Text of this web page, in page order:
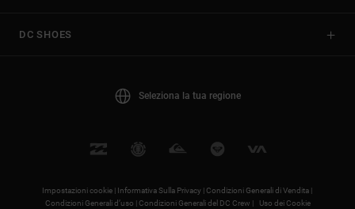
DC SHOES
Seleziona la tua regione
Impostazioni cookie | Informativa Sulla Privacy |Condizioni Generali di Vendita |
Condizioni Generali d’uso |Condizioni Generali del DC Crew | Uso dei Cookie